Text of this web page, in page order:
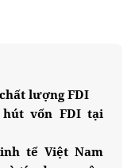
lượng FDI
vốn FDI tại
tế Việt Nam